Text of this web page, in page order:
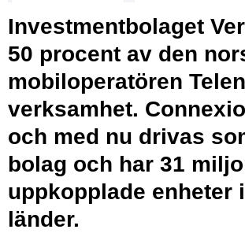
Investmentbolaget
50 procent av den
mobiloperatören
verksamhet.
och med nu drivas
bolag och har 31
uppkopplade enheter
länder.